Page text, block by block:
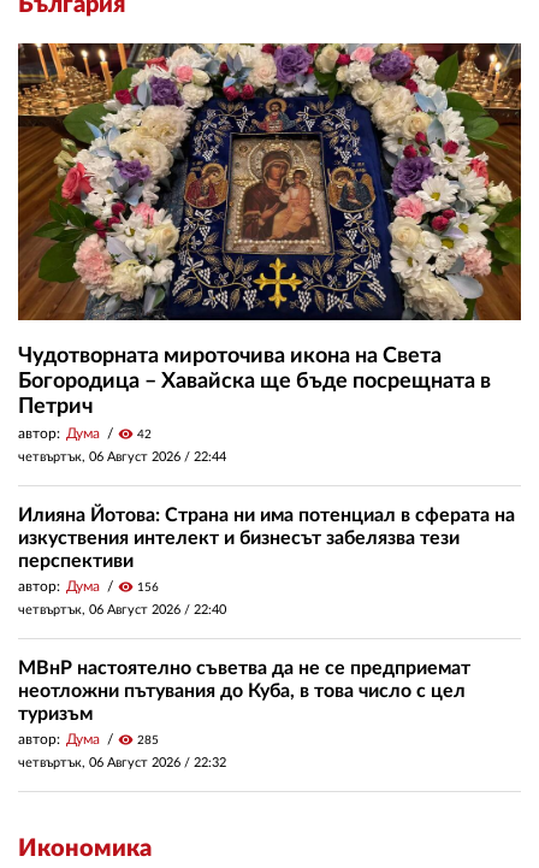
България
Чудотворната мироточива икона на Света
Богородица – Хавайска ще бъде посрещната в
Петрич
автор: Дума visibility 42
четвъртък, 06 Август 2026 / 22:44
Илияна Йотова: Страна ни има потенциал в сферата на
изкуствения интелект и бизнесът забелязва тези
перспективи
автор: Дума visibility 156
четвъртък, 06 Август 2026 / 22:40
МВнР настоятелно съветва да не се предприемат
неотложни пътувания до Куба, в това число с цел
туризъм
автор: Дума visibility 285
четвъртък, 06 Август 2026 / 22:32
Икономика